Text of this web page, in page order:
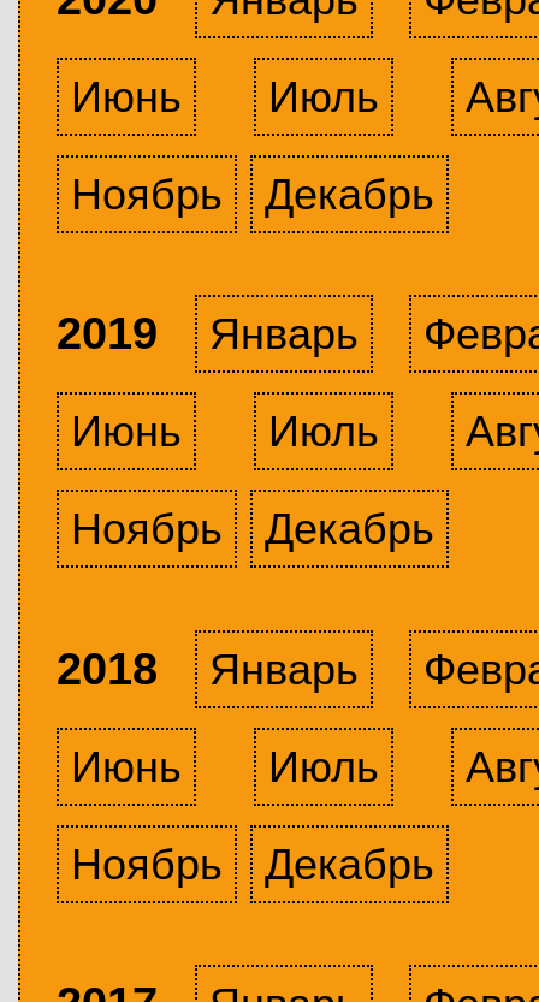
Июнь
Июль
Ноябрь
Декабрь
2019 Январь
Июнь
Июль
Ноябрь
Декабрь
2018 Январь
Июнь
Июль
Ноябрь
Декабрь